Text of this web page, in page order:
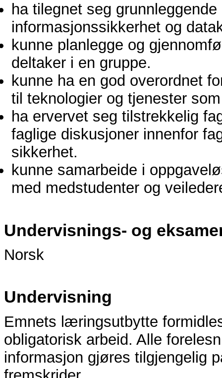
ha tilegnet seg
informasjonssikkerhet og
kunne planlegge og
deltaker i en gruppe.
kunne ha en god overordnet
til teknologier og tjenester
ha ervervet seg tilstrekkelig
faglige diskusjoner innenfor
sikkerhet.
kunne samarbeide i
med medstudenter og
Undervisnings- og
Norsk
Undervisning
Emnets læringsutbytte
obligatorisk arbeid. Alle
informasjon gjøres tilgjengelig